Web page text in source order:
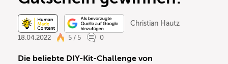
Christian Hautz
18.04.2022
5 / 5 0
Die beliebte DIY-Kit-Challenge von